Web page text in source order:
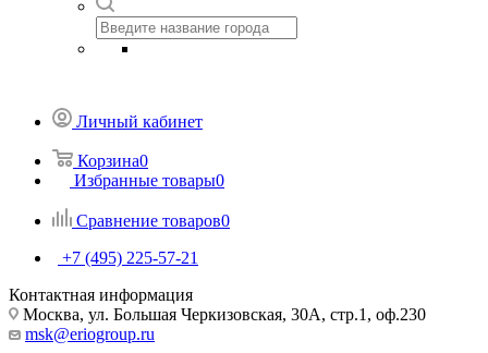
Личный кабинет
Корзина0
Избранные товары0
Сравнение товаров0
+7 (495) 225-57-21
Контактная информация
Москва, ул. Большая Черкизовская, 30А, стр.1, оф.230
msk@eriogroup.ru